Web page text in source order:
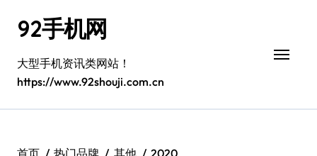
92手机网
大型手机资讯类网站！
https://www.92shouji.com.cn
首页 热门品牌 其他
2020